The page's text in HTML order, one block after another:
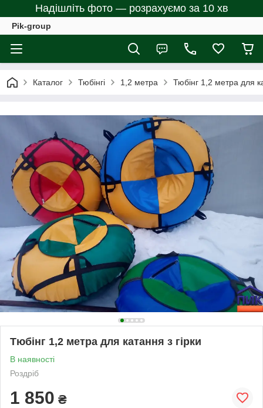
Надішліть фото — розрахуємо за 10 хв
Pik-group
Каталог Тюбінгі 1,2 метра Тюбінг 1,2 метра для
Тюбінг 1,2 метра для катання з гірки
В наявності
Роздріб
1 850 ₴